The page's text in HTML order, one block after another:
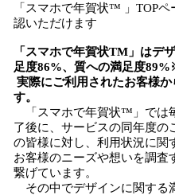
「スマホで年賀状™ 」TOP
認いただけます
「スマホで年賀状TM」はデ
足度86%、質への満足度
実際にご利用されたお客様
す。
「スマホで年賀状™」では
了後に、サービスの同年度の
の皆様に対し、利用状況に関
お客様のニーズや想いを調査
繋げています。
その中でデザインに関する